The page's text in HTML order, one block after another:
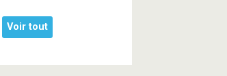
Voir tout